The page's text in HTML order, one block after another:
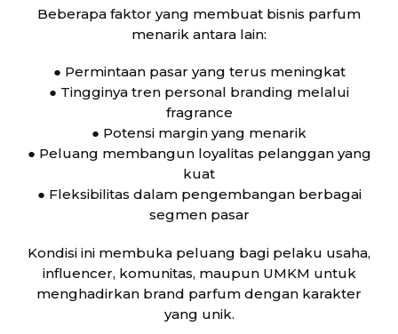
Beberapa faktor yang membuat bisnis parfum
menarik antara lain:
● Permintaan pasar yang terus meningkat
● Tingginya tren personal branding melalui
fragrance
● Potensi margin yang menarik
● Peluang membangun loyalitas pelanggan yang
kuat
● Fleksibilitas dalam pengembangan berbagai
segmen pasar
Kondisi ini membuka peluang bagi pelaku usaha,
influencer, komunitas, maupun UMKM untuk
menghadirkan brand parfum dengan karakter
yang unik.